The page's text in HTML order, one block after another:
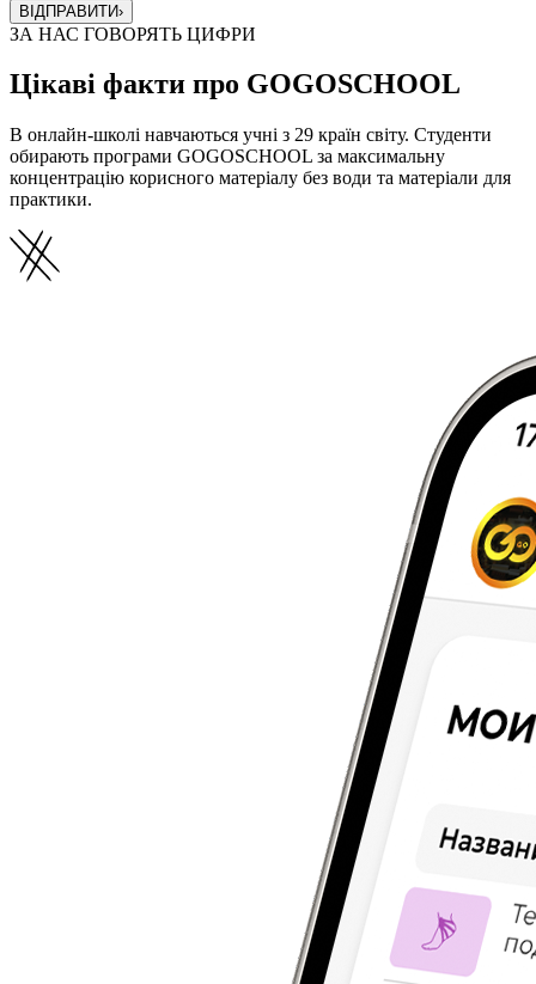
ВІДПРАВИТИ›
ЗА НАС ГОВОРЯТЬ ЦИФРИ
Цікаві факти про GOGOSCHOOL
В онлайн-школі навчаються учні з 29 країн світу. Студенти
обирають програми GOGOSCHOOL за максимальну
концентрацію корисного матеріалу без води та матеріали для
практики.